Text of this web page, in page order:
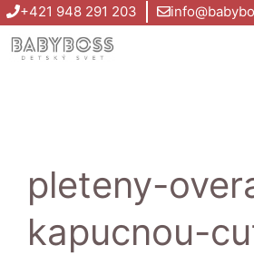
Preskočiť
na
obsah
+421 948 291 203
pleteny-
kapucnou-